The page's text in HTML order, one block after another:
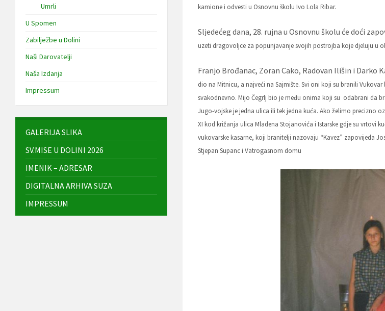
kamione i odvesti u Osnovnu školu Ivo Lola Ribar.
Sljedećeg dana, 28. rujna u Osnovnu školu će doći
uzeti dragovoljce za popunjavanje svojih postrojba koje djeluju u
Franjo Brođanac, Zoran Cako, Radovan Ilišin i Darko
dio na Mitnicu, a najveći na Sajmište. Svi oni koji su branili
svakodnevno. Mijo Čegrlj bio je među onima koji su odabrani da
Jugo-vojske je jedna ulica ili tek jedna kuća. Ako želimo precizno
XI kod križanja ulica Mladena Stojanovića i Istarske gdje su vrtovi
vukovarske kasarne, koji branitelji nazovaju “Kavez” zapovijeda
Stjepan Supanc i Vatrogasnom domu
Umrli
U Spomen
Zabilježbe u Dolini
Naši Darovatelji
Naša Izdanja
Impressum
GALERIJA SLIKA
SV.MISE U DOLINI 2026
IMENIK – ADRESAR
DIGITALNA ARHIVA SUZA
IMPRESSUM